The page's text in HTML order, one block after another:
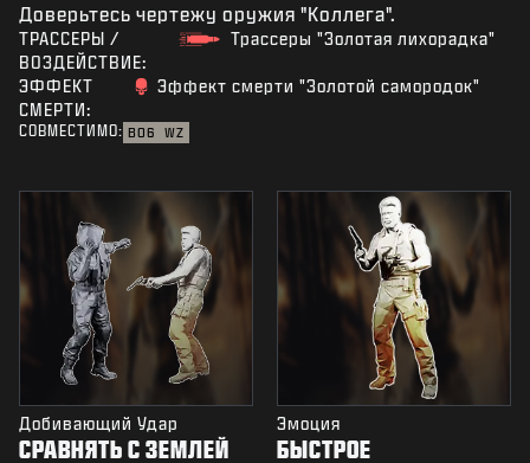
Доверьтесь чертежу оружия "Коллега".
ТРАССЕРЫ /
ВОЗДЕЙСТВИЕ:
Трассеры "Золотая лихорадка"
ЭФФЕКТ
СМЕРТИ:
Эффект смерти "Золотой самородок"
СОВМЕСТИМО: BO6 WZ
Добивающий Удар
СРАВНЯТЬ С ЗЕМЛЕЙ
Эмоция
БЫСТРОЕ